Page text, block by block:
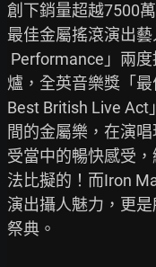
創下銷量超越7500
最佳金屬搖滾演出
爐，全英音樂獎「
Best British Live
間的金屬樂，在演
受當中的暢快感受
法比擬的！而Iron
演出攝人魅力，更
祭典。